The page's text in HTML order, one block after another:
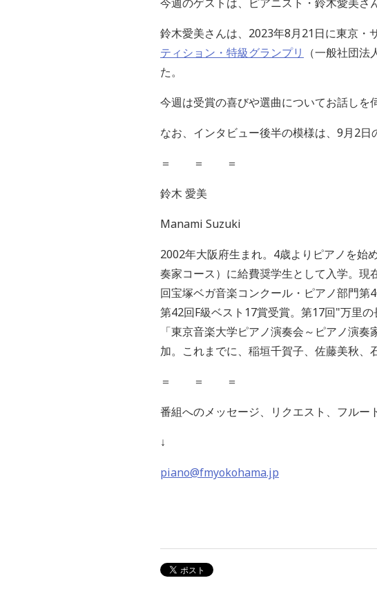
鈴木愛美さんは、2023年8月21日に東京・
ティション・特級グランプリ
（一般社団
た。
今週は受賞の喜びや選曲についてお話しを
なお、インタビュー後半の模様は、9月2日
＝ ＝ ＝
鈴木 愛美
Manami Suzuki
2002年大阪府生まれ。4歳よりピアノを始
奏家コース）に給費奨学生として入学。
回宝塚ベガ音楽コンクール・ピアノ部門第
第42回F級ベスト17賞受賞。第17回"万里
「東京音楽大学ピアノ演奏会～ピアノ演
加。これまでに、稲垣千賀子、佐藤美秋、
＝ ＝ ＝
番組へのメッセージ、リクエスト、フルー
↓
piano@fmyokohama.jp